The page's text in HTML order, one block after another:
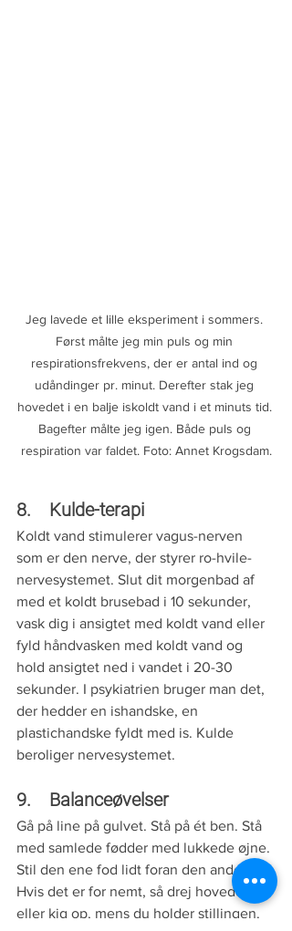
Jeg lavede et lille eksperiment i sommers.
Først målte jeg min puls og min
respirationsfrekvens, der er antal ind og
udåndinger pr. minut. Derefter stak jeg
hovedet i en balje iskoldt vand i et minuts tid.
Bagefter målte jeg igen. Både puls og
respiration var faldet. Foto: Annet Krogsdam.
8.    Kulde-terapi
Koldt vand stimulerer vagus-nerven
som er den nerve, der styrer ro-hvile-
nervesystemet. Slut dit morgenbad af
med et koldt brusebad i 10 sekunder,
vask dig i ansigtet med koldt vand eller
fyld håndvasken med koldt vand og
hold ansigtet ned i vandet i 20-30
sekunder. I psykiatrien bruger man det,
der hedder en ishandske, en
plastichandske fyldt med is. Kulde
beroliger nervesystemet.
9.    Balanceøvelser
Gå på line på gulvet. Stå på ét ben. Stå
med samlede fødder med lukkede øjne.
Stil den ene fod lidt foran den anden.
Hvis det er for nemt, så drej hovedet
eller kig op, mens du holder stillingen.